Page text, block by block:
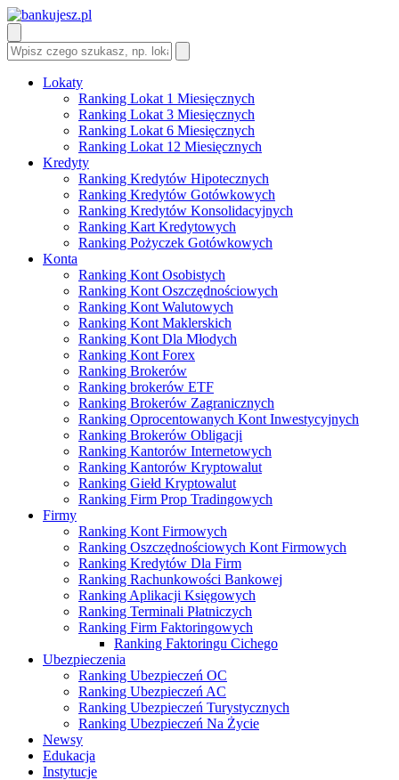
Lokaty
Ranking Lokat 1 Miesięcznych
Ranking Lokat 3 Miesięcznych
Ranking Lokat 6 Miesięcznych
Ranking Lokat 12 Miesięcznych
Kredyty
Ranking Kredytów Hipotecznych
Ranking Kredytów Gotówkowych
Ranking Kredytów Konsolidacyjnych
Ranking Kart Kredytowych
Ranking Pożyczek Gotówkowych
Konta
Ranking Kont Osobistych
Ranking Kont Oszczędnościowych
Ranking Kont Walutowych
Ranking Kont Maklerskich
Ranking Kont Dla Młodych
Ranking Kont Forex
Ranking Brokerów
Ranking brokerów ETF
Ranking Brokerów Zagranicznych
Ranking Oprocentowanych Kont Inwestycyjnych
Ranking Brokerów Obligacji
Ranking Kantorów Internetowych
Ranking Kantorów Kryptowalut
Ranking Giełd Kryptowalut
Ranking Firm Prop Tradingowych
Firmy
Ranking Kont Firmowych
Ranking Oszczędnościowych Kont Firmowych
Ranking Kredytów Dla Firm
Ranking Rachunkowości Bankowej
Ranking Aplikacji Księgowych
Ranking Terminali Płatniczych
Ranking Firm Faktoringowych
Ranking Faktoringu Cichego
Ubezpieczenia
Ranking Ubezpieczeń OC
Ranking Ubezpieczeń AC
Ranking Ubezpieczeń Turystycznych
Ranking Ubezpieczeń Na Życie
Newsy
Edukacja
Instytucje